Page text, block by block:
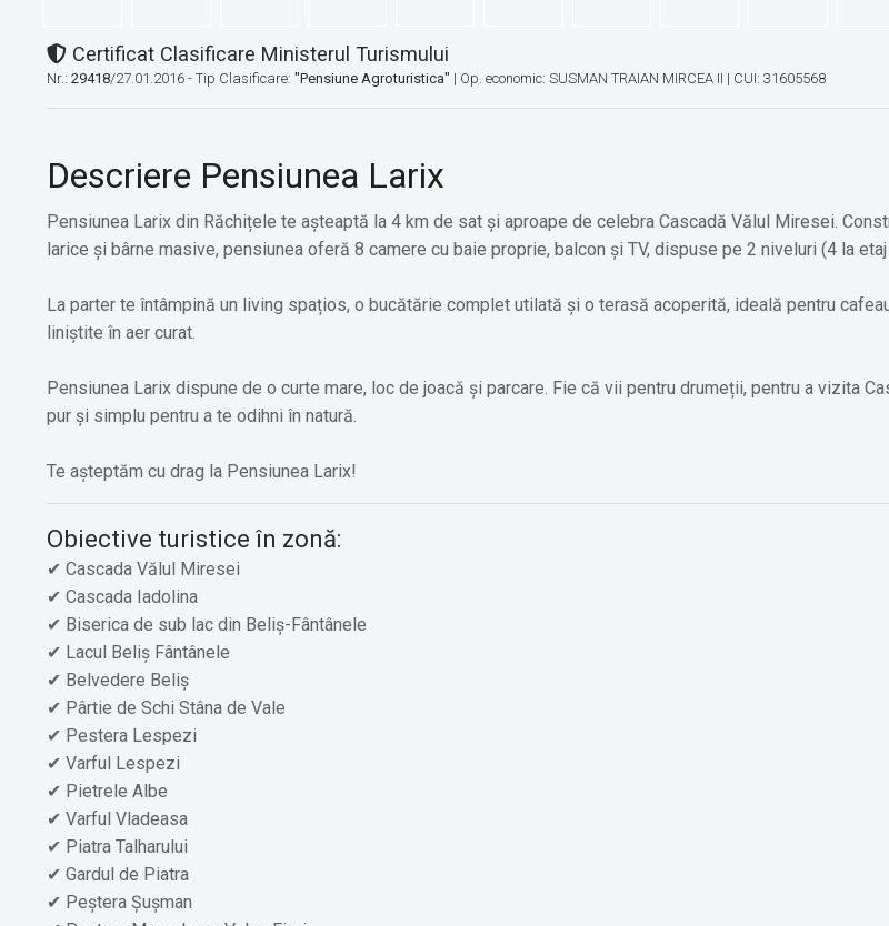
Certificat Clasificare Ministerul Turismului
Nr.: 29418/27.01.2016 - Tip Clasificare: "Pensiune Agroturistica" | Op. economic: SUSMAN TRAIAN MIRCEA II | CUI: 31605568
Descriere Pensiunea Larix
Pensiunea Larix din Răchițele te așteaptă la 4 km de sat și aproape de celebra Cascadă Vălul Miresei.
larice și bârne masive, pensiunea oferă 8 camere cu baie proprie, balcon și TV, dispuse pe 2 niveluri (4 la
La parter te întâmpină un living spațios, o bucătărie complet utilată și o terasă acoperită, ideală pentru
liniștite în aer curat.
Pensiunea Larix dispune de o curte mare, loc de joacă și parcare. Fie că vii pentru drumeții, pentru a vizita
pur și simplu pentru a te odihni în natură.
Te așteptăm cu drag la Pensiunea Larix!
Obiective turistice în zonă:
✔ Cascada Vălul Miresei
✔ Cascada Iadolina
✔ Biserica de sub lac din Beliș-Fântânele
✔ Lacul Beliș Fântânele
✔ Belvedere Beliș
✔ Pârtie de Schi Stâna de Vale
✔ Pestera Lespezi
✔ Varful Lespezi
✔ Pietrele Albe
✔ Varful Vladeasa
✔ Piatra Talharului
✔ Gardul de Piatra
✔ Peștera Șușman